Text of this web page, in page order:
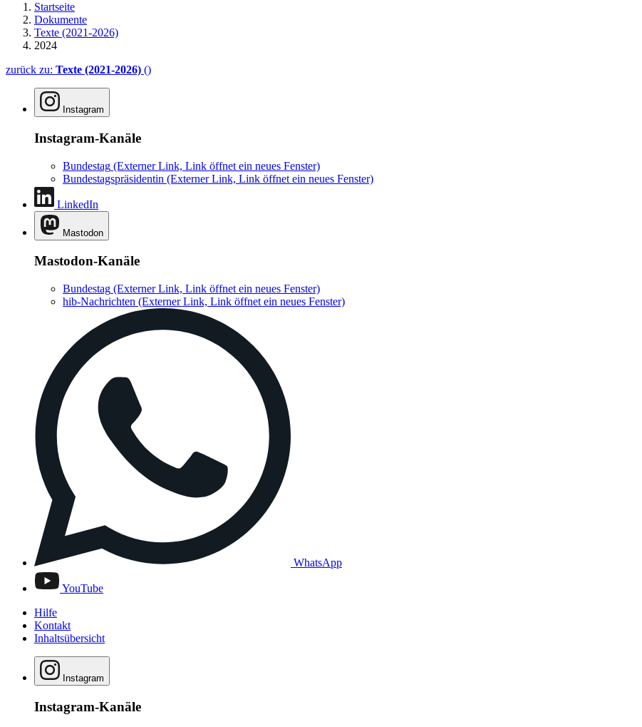
Startseite
Dokumente
Texte (2021-2026)
2024
zurück zu: Texte (2021-2026) ()
Instagram
Instagram-Kanäle
Bundestag (Externer Link, Link öffnet ein neues Fenster)
Bundestagspräsidentin (Externer Link, Link öffnet ein neues Fenster)
LinkedIn
Mastodon
Mastodon-Kanäle
Bundestag (Externer Link, Link öffnet ein neues Fenster)
hib-Nachrichten (Externer Link, Link öffnet ein neues Fenster)
WhatsApp
YouTube
Hilfe
Kontakt
Inhaltsübersicht
Instagram
Instagram-Kanäle